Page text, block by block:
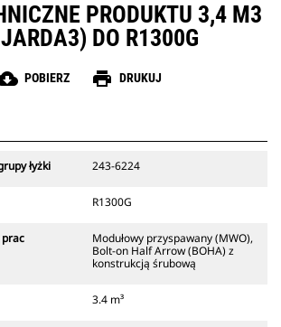
PRODUKTU 3,4 M3
DO R1300G
POBIERZ print DRUKUJ
łyżki 243-6224
R1300G
Modułowy przyspawany (MWO),
Bolt-on Half Arrow (BOHA) z
konstrukcją śrubową
3.4 m³